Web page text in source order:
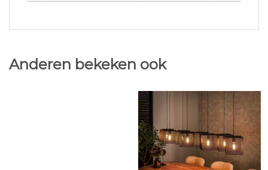
Anderen bekeken ook